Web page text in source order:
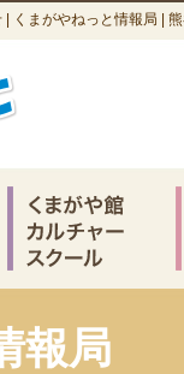
まがやねっと情報局 |
報局